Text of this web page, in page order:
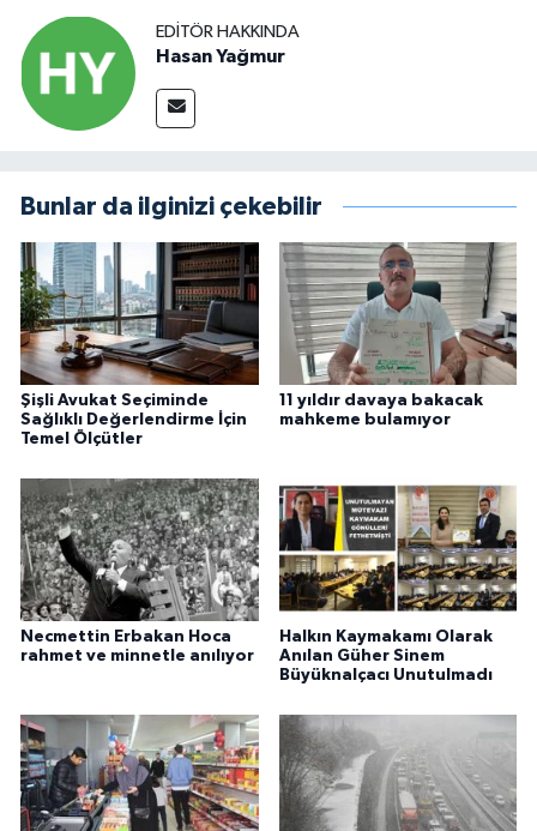
EDITÖR HAKKINDA
Hasan Yağmur
Bunlar da ilginizi çekebilir
Şişli Avukat Seçiminde
Sağlıklı Değerlendirme İçin
Temel Ölçütler
11 yıldır davaya bakacak
mahkeme bulamıyor
Necmettin Erbakan Hoca
rahmet ve minnetle anılıyor
Halkın Kaymakamı Olarak
Anılan Güher Sinem
Büyüknalçacı Unutulmadı